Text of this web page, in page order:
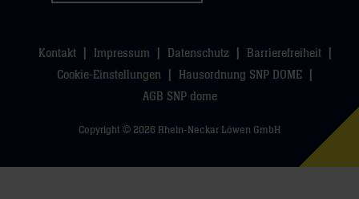
Kontakt Impressum Datenschutz
Barrierefreiheit
Cookie-Einstellungen
Hausordnung SNP DOME
AGB SNP dome
Copyright © 2026 Rhein-Neckar Löwen GmbH